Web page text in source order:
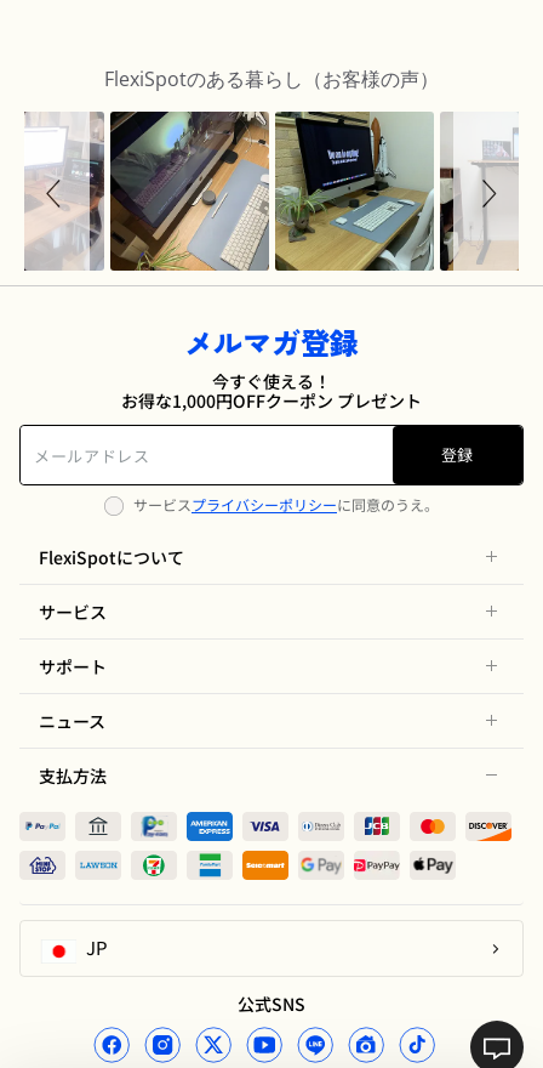
FlexiSpotのある暮らし（お客様の声）
メルマガ登録
今すぐ使える！
お得な1,000円OFFクーポン プレゼント
登録
サービスプライバシーポリシーに同意のうえ。
FlexiSpotについて
サービス
サポート
ニュース
支払方法
JP
公式SNS